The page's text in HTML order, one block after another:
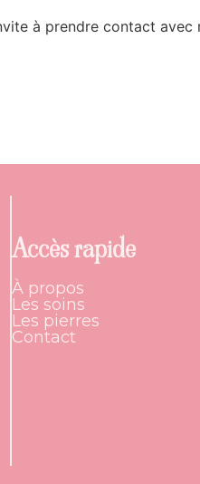
à prendre contact
Accès rapide
À propos
Les soins
Les pierres
Contact